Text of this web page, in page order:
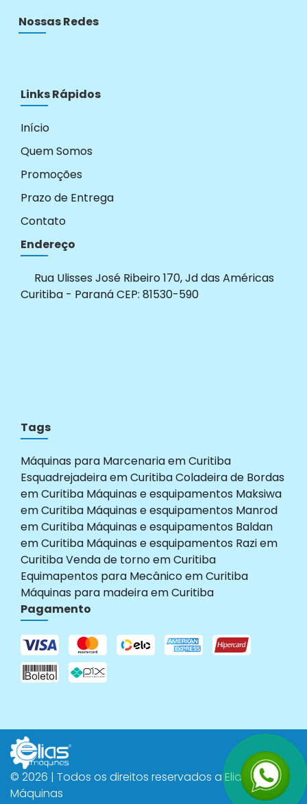
Nossas Redes
Links Rápidos
Início
Quem Somos
Promoções
Prazo de Entrega
Contato
Endereço
Rua Ulisses José Ribeiro 170, Jd das Américas
Curitiba - Paraná CEP: 81530-590
Tags
Máquinas para Marcenaria em Curitiba
Esquadrejadeira em CuritibaColadeira de Bordas
em Curitiba Máquinas e esquipamentos Maksiwa
em Curitiba Máquinas e esquipamentos Manrod
em Curitiba Máquinas e esquipamentos Baldan
em Curitiba Máquinas e esquipamentos Razi em
CuritibaVenda de torno em Curitiba
Equimapentos para Mecânico em Curitiba
Máquinas para madeira em Curitiba
Pagamento
© 2026 | Todos os direitos reservados a Elias
Máquinas